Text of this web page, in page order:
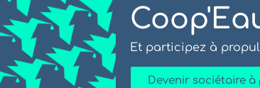
Et participez à
Devenir sociétaire